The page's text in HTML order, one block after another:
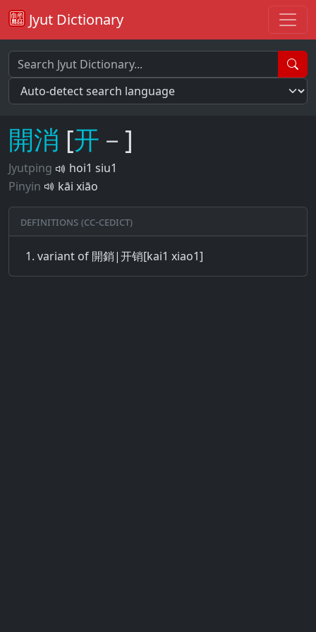
Jyut Dictionary
開消 [开 －]
Jyutping
hoi1 siu1
Pinyin
kāi xiāo
Definitions (CC-CEDICT)
variant of 開銷|开销[kai1 xiao1]